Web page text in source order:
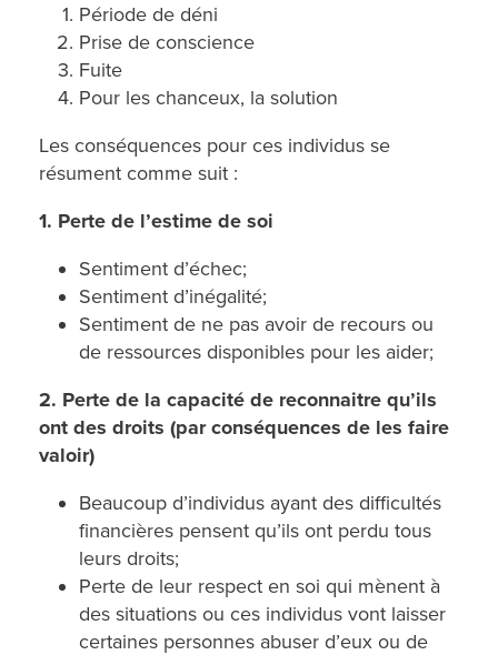
Période de déni
Prise de conscience
Fuite
Pour les chanceux, la solution
Les conséquences pour ces individus se
résument comme suit :
1. Perte de l’estime de soi
Sentiment d’échec;
Sentiment d’inégalité;
Sentiment de ne pas avoir de recours ou
de ressources disponibles pour les aider;
2. Perte de la capacité de reconnaitre qu’ils
ont des droits (par conséquences de les faire
valoir)
Beaucoup d’individus ayant des difficultés
financières pensent qu’ils ont perdu tous
leurs droits;
Perte de leur respect en soi qui mènent à
des situations ou ces individus vont laisser
certaines personnes abuser d’eux ou de